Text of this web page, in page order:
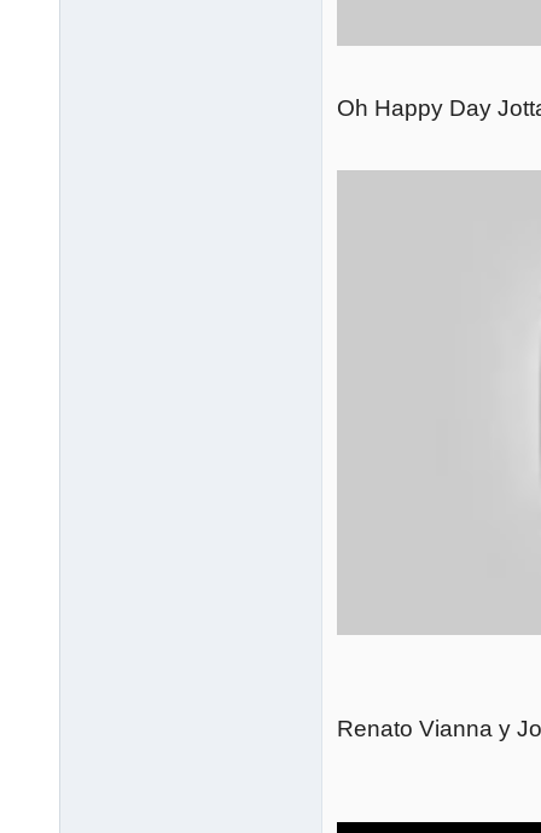
Oh Happy Day
Renato Vianna y